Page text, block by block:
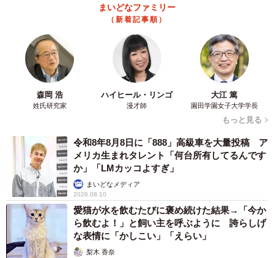
まいどなファミリー
（新着記事順）
森岡 浩
姓氏研究家
ハイヒール・リンゴ
漫才師
大江 篤
園田学園女子大学学長
もっと見る
令和8年8月8日に「888」高級車を大量投稿 ア
メリカ生まれタレント「何台所有してるんです
か」「LMカッコよすぎ」
まいどなメディア
2026.08.10
愛猫が水を飲むたびに褒め続けた結果→「今か
ら飲むよ！」と飼い主を呼ぶように 誇らしげ
な表情に「かしこい」「えらい」
梨木 香奈